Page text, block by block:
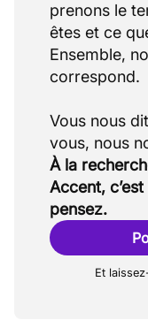
prenons le
êtes et ce
Ensemble,
correspond.
Vous nous
À la
Accent,
pensez.
Et